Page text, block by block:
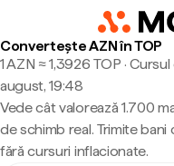
Convertește AZN în TOP
1 AZN ≈ 1,3926 TOP ·
august, 19:48
Vede cât valorează 1.700
de schimb real. Trimite
fără cursuri inflacionate.